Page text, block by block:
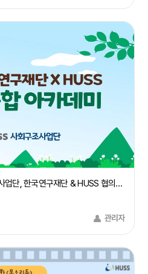
[서강대학교] HUSS 사회구조사업단, 한국연구재단 & HUSS 협의회 주관 "HUSS 융합 아카데미 IN 경주" 사회구조 컨소시엄 주관대학 서강대학교 참여
관리자